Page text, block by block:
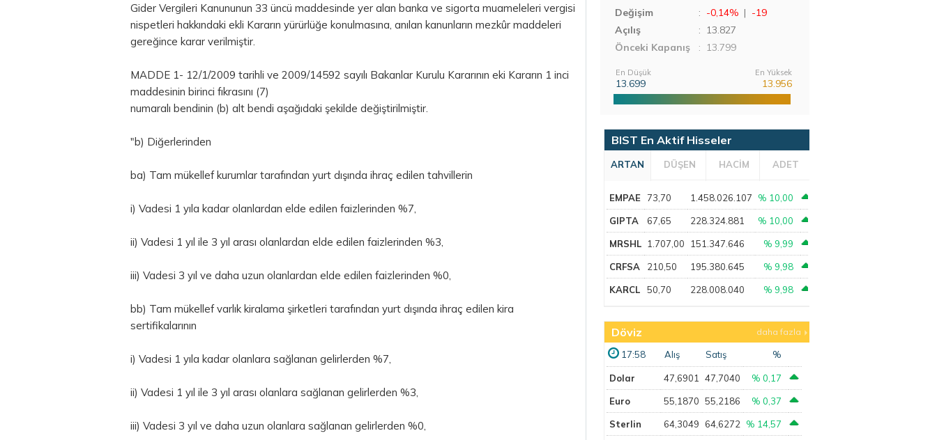
Gider Vergileri Kanununun 33 üncü maddesinde yer alan banka ve sigorta muameleleri vergisi
nispetleri hakkındaki ekli Kararın yürürlüğe konulmasına, anılan kanunların mezkûr maddeleri
gereğince karar verilmiştir.
MADDE 1- 12/1/2009 tarihli ve 2009/14592 sayılı Bakanlar Kurulu Kararının eki Kararın 1 inci
maddesinin birinci fıkrasını (7)
numaralı bendinin (b) alt bendi aşağıdaki şekilde değiştirilmiştir.
"b) Diğerlerinden
ba) Tam mükellef kurumlar tarafından yurt dışında ihraç edilen tahvillerin
i) Vadesi 1 yıla kadar olanlardan elde edilen faizlerinden %7,
ii) Vadesi 1 yıl ile 3 yıl arası olanlardan elde edilen faizlerinden %3,
iii) Vadesi 3 yıl ve daha uzun olanlardan elde edilen faizlerinden %0,
bb) Tam mükellef varlık kiralama şirketleri tarafından yurt dışında ihraç edilen kira
sertifikalarının
i) Vadesi 1 yıla kadar olanlara sağlanan gelirlerden %7,
ii) Vadesi 1 yıl ile 3 yıl arası olanlara sağlanan gelirlerden %3,
iii) Vadesi 3 yıl ve daha uzun olanlara sağlanan gelirlerden %0,
Değişim : -0,14% | -19
Açılış
: 13.827
Önceki Kapanış
: 13.799
En Düşük
13.699
En Yüksek
13.956
BIST En Aktif Hisseler
ARTAN DÜŞEN HACİM ADET
EMPAE 73,70 1.458.026.107 % 10,00
GIPTA 67,65 228.324.881 % 10,00
MRSHL 1.707,00 151.347.646 % 9,99
CRFSA 210,50 195.380.645 % 9,98
KARCL 50,70 228.008.040 % 9,98
Döviz daha fazla
17:58 Alış Satış %
Dolar 47,6901 47,7040 % 0,17
Euro 55,1870 55,2186 % 0,37
Sterlin 64,3049 64,6272 % 14,57